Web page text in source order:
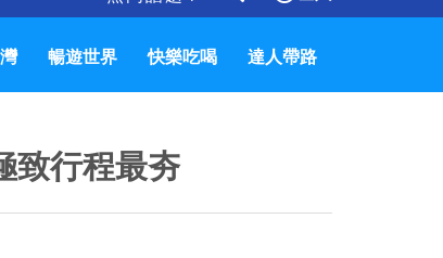
暢遊世界 快樂吃喝 達人帶路
致行程最夯